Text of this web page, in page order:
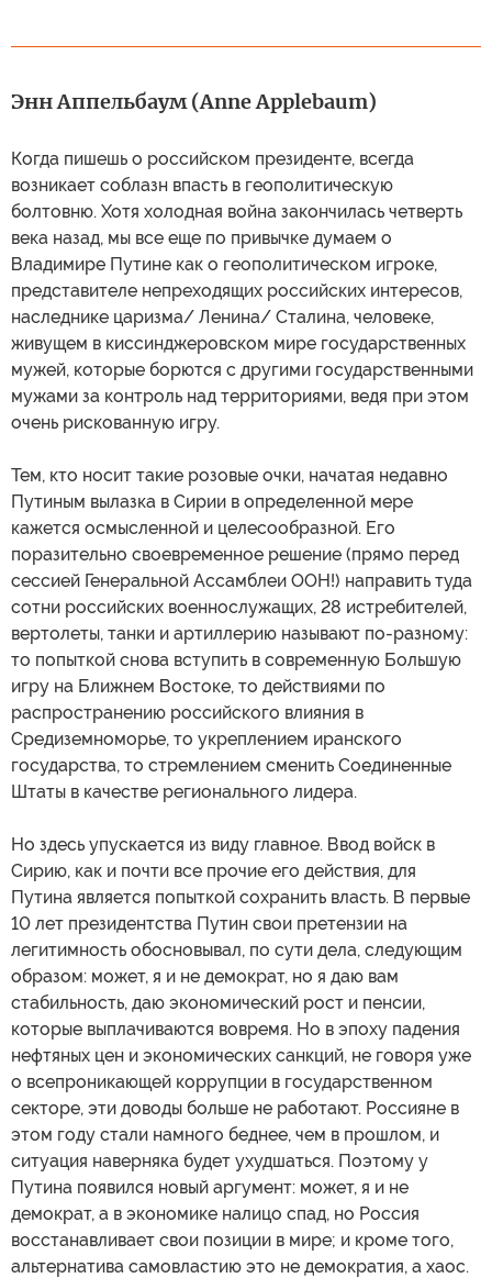
Энн Аппельбаум (Anne Applebaum)
Когда пишешь о российском президенте, всегда
возникает соблазн впасть в геополитическую
болтовню. Хотя холодная война закончилась четверть
века назад, мы все еще по привычке думаем о
Владимире Путине как о геополитическом игроке,
представителе непреходящих российских интересов,
наследнике царизма/ Ленина/ Сталина, человеке,
живущем в киссинджеровском мире государственных
мужей, которые борются с другими государственными
мужами за контроль над территориями, ведя при этом
очень рискованную игру.
Тем, кто носит такие розовые очки, начатая недавно
Путиным вылазка в Сирии в определенной мере
кажется осмысленной и целесообразной. Его
поразительно своевременное решение (прямо перед
сессией Генеральной Ассамблеи ООН!) направить туда
сотни российских военнослужащих, 28 истребителей,
вертолеты, танки и артиллерию называют по-разному:
то попыткой снова вступить в современную Большую
игру на Ближнем Востоке, то действиями по
распространению российского влияния в
Средиземноморье, то укреплением иранского
государства, то стремлением сменить Соединенные
Штаты в качестве регионального лидера.
Но здесь упускается из виду главное. Ввод войск в
Сирию, как и почти все прочие его действия, для
Путина является попыткой сохранить власть. В первые
10 лет президентства Путин свои претензии на
легитимность обосновывал, по сути дела, следующим
образом: может, я и не демократ, но я даю вам
стабильность, даю экономический рост и пенсии,
которые выплачиваются вовремя. Но в эпоху падения
нефтяных цен и экономических санкций, не говоря уже
о всепроникающей коррупции в государственном
секторе, эти доводы больше не работают. Россияне в
этом году стали намного беднее, чем в прошлом, и
ситуация наверняка будет ухудшаться. Поэтому у
Путина появился новый аргумент: может, я и не
демократ, а в экономике налицо спад, но Россия
восстанавливает свои позиции в мире; и кроме того,
альтернатива самовластию это не демократия, а хаос.